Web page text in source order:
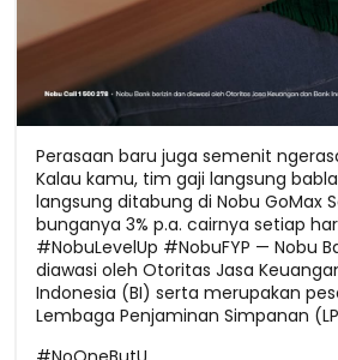
Perasaan baru juga semenit
Kalau kamu, tim gaji langsung
langsung ditabung di Nobu GoMax
bunganya 3% p.a. cairnya setiap
#NobuLevelUp #NobuFYP — Nobu
diawasi oleh Otoritas Jasa
Indonesia (BI) serta merupakan
Lembaga Penjaminan Simpanan